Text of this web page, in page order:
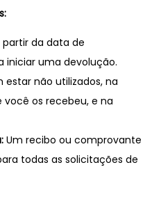
da data de
uma devolução.
estar não utilizados, na
os recebeu, e na
Um recibo ou comprovante
todas as solicitações de